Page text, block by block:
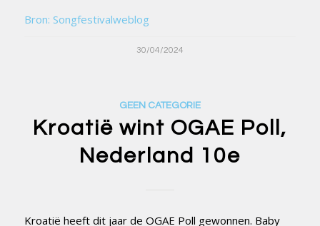
Bron: Songfestivalweblog
30/04/2024
GEEN CATEGORIE
Kroatië wint OGAE Poll,
Nederland 10e
Kroatië heeft dit jaar de OGAE Poll gewonnen. Baby